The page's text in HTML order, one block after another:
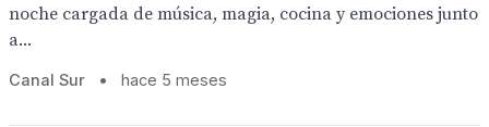
noche cargada de música, magia, cocina y emociones junto
a...
Canal Sur • hace 5 meses